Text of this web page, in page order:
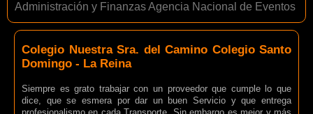
Administración y Finanzas Agencia Nacional de Eventos
Colegio Nuestra Sra. del Camino Colegio Santo
Domingo - La Reina
Siempre es grato trabajar con un proveedor que cumple lo que
dice, que se esmera por dar un buen Servicio y que entrega